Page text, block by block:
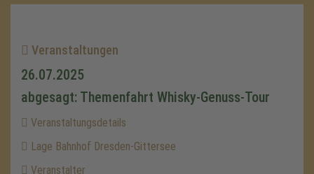
Veranstaltungen
26.07.2025
abgesagt: Themenfahrt Whisky-Genuss-Tour
Veranstaltungsdetails
Lage Bahnhof Dresden-Gittersee
Veranstalter